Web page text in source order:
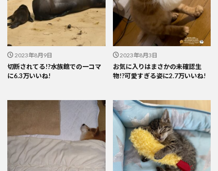
2023年8月9日
切断されてる!?水族館での一コマ
に6.3万いいね!
2023年8月3日
お気に入りはまさかの未確認生
物!?可愛すぎる姿に2.7万いいね!